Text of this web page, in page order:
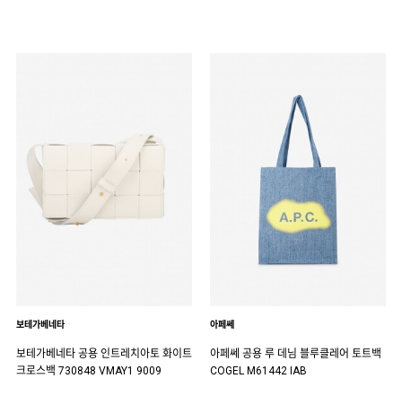
보테가베네타
보테가베네타 공용 인트레치아토 화이트
크로스백 730848 VMAY1 9009
아페쎄
아페쎄 공용 루 데님 블루클레어 토트백
COGEL M61442 IAB